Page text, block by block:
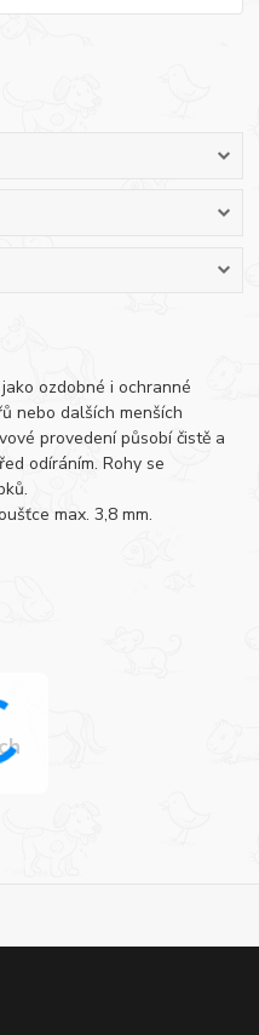
ozdobné i ochranné
nebo dalších menších
provedení působí čistě a
odíráním. Rohy se
max. 3,8 mm.